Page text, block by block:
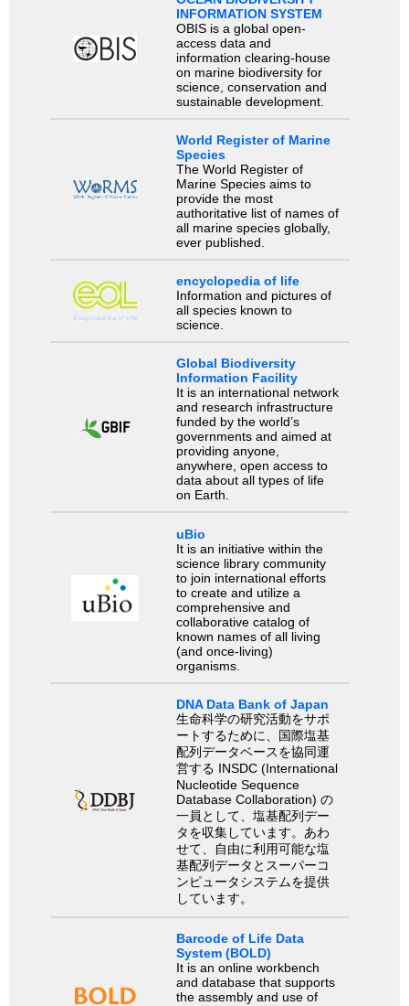
INFORMATION SYSTEM
OBIS is a global open-
access data and
information clearing-house
on marine biodiversity for
science, conservation and
sustainable development.
World Register of Marine
Species
The World Register of
Marine Species aims to
provide the most
authoritative list of names of
all marine species globally,
ever published.
encyclopedia of life
Information and pictures of
all species known to
science.
Global Biodiversity
Information Facility
It is an international network
and research infrastructure
funded by the world’s
governments and aimed at
providing anyone,
anywhere, open access to
data about all types of life
on Earth.
uBio
It is an initiative within the
science library community
to join international efforts
to create and utilize a
comprehensive and
collaborative catalog of
known names of all living
(and once-living)
organisms.
DNA Data Bank of Japan
生命科学の研究活動をサポ
ートするために、国際塩基
配列データベースを協同運
営する INSDC (International
Nucleotide Sequence
Database Collaboration) の
一員として、塩基配列デー
タを収集しています。あわ
せて、自由に利用可能な塩
基配列データとスーパーコ
ンピュータシステムを提供
しています。
Barcode of Life Data
System (BOLD)
It is an online workbench
and database that supports
the assembly and use of